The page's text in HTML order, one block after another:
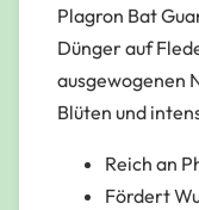
Plagron Bat
Dünger auf
ausgewogenen
Blüten und
Reich an
Fördert